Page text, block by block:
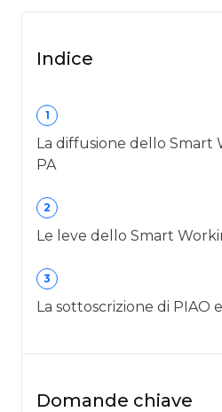
Indice
1
La diffusione dello Smart
PA
2
Le leve dello Smart
3
La sottoscrizione di PIAO
Domande chiave